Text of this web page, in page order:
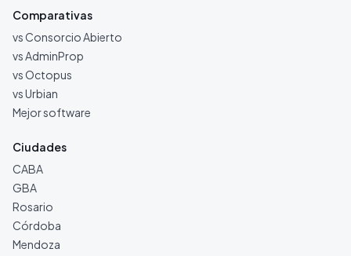
Comparativas
vs Consorcio Abierto
vs AdminProp
vs Octopus
vs Urbian
Mejor software
Ciudades
CABA
GBA
Rosario
Córdoba
Mendoza